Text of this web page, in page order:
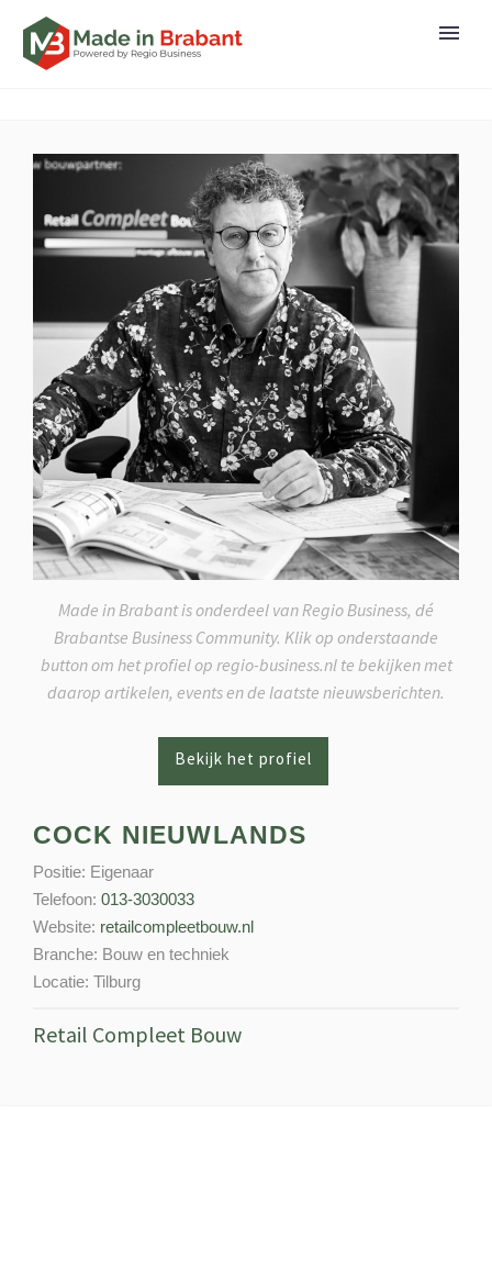
Made in Brabant is onderdeel van Regio Business, dé
Brabantse Business Community. Klik op onderstaande
button om het profiel op regio-business.nl te bekijken met
daarop artikelen, events en de laatste nieuwsberichten.
COCK NIEUWLANDS
Positie: Eigenaar
Telefoon: 013-3030033
Website: retailcompleetbouw.nl
Branche: Bouw en techniek
Locatie: Tilburg
Retail Compleet Bouw